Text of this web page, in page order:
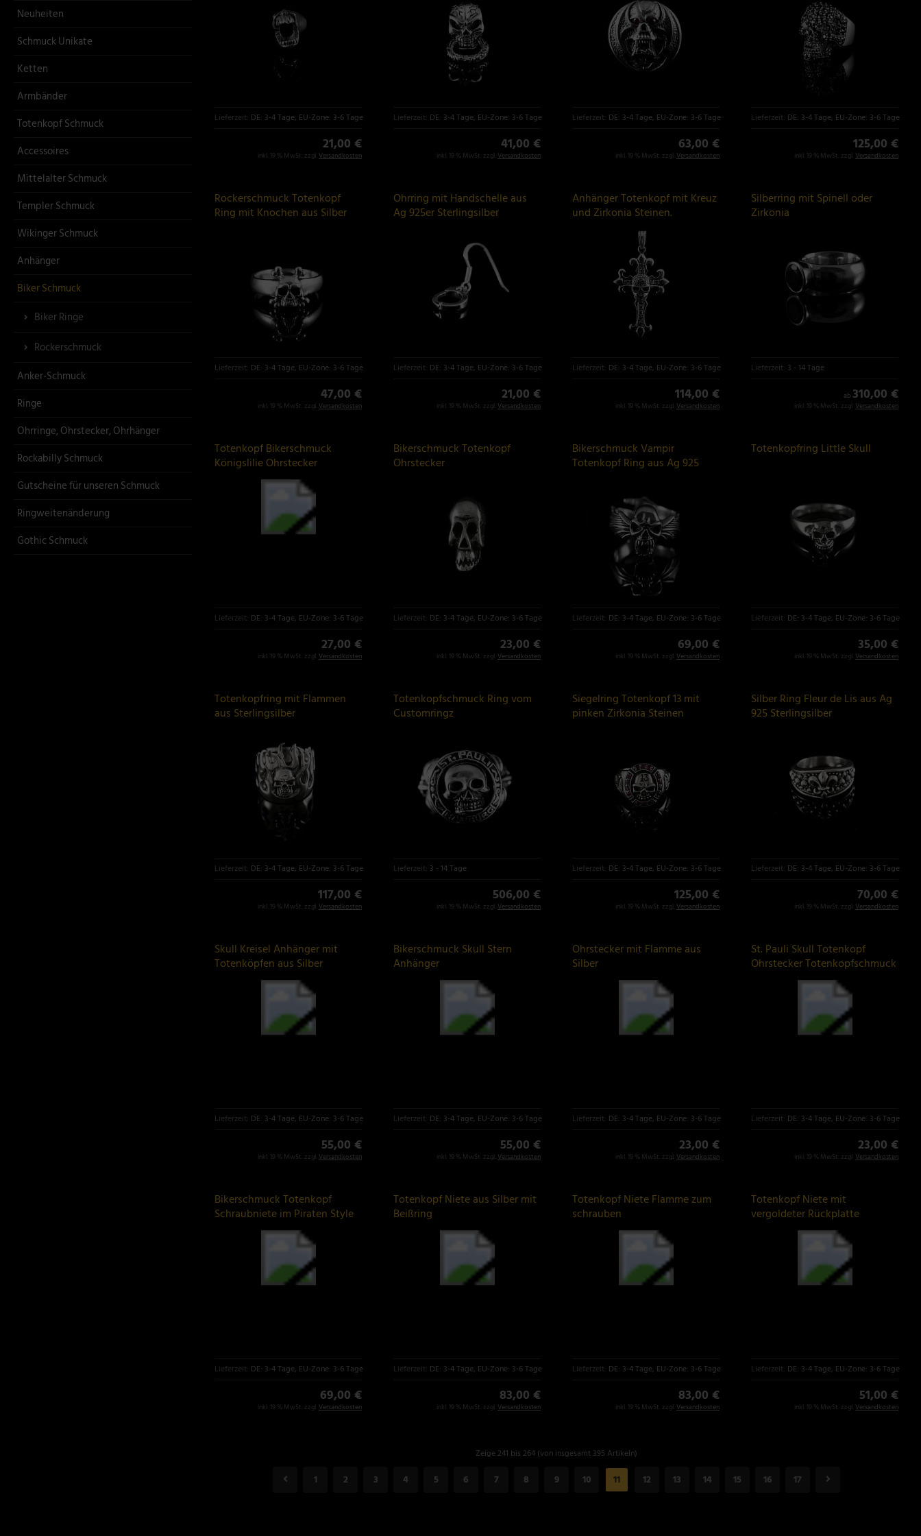
Neuheiten
Schmuck Unikate
Ketten
Armbänder
Totenkopf Schmuck
Accessoires
Mittelalter Schmuck
Templer Schmuck
Wikinger Schmuck
Anhänger
Biker Schmuck
Biker Ringe
Rockerschmuck
Anker-Schmuck
Ringe
Ohrringe, Ohrstecker, Ohrhänger
Rockabilly Schmuck
Gutscheine für unseren Schmuck
Ringweitenänderung
Gothic Schmuck
Lieferzeit: DE: 3-4 Tage, EU-Zone: 3-6 Tage
21,00 €
inkl. 19 % MwSt. zzgl. Versandkosten
Lieferzeit: DE: 3-4 Tage, EU-Zone: 3-6 Tage
41,00 €
inkl. 19 % MwSt. zzgl. Versandkosten
Lieferzeit: DE: 3-4 Tage, EU-Zone: 3-6 Tage
63,00 €
inkl. 19 % MwSt. zzgl. Versandkosten
Lieferzeit: DE: 3-4 Tage, EU-Zone: 3-6 Tage
125,00 €
inkl. 19 % MwSt. zzgl. Versandkosten
Rockerschmuck Totenkopf
Ring mit Knochen aus Silber
Lieferzeit: DE: 3-4 Tage, EU-Zone: 3-6 Tage
47,00 €
inkl. 19 % MwSt. zzgl. Versandkosten
Ohrring mit Handschelle aus
Ag 925er Sterlingsilber
Lieferzeit: DE: 3-4 Tage, EU-Zone: 3-6 Tage
21,00 €
inkl. 19 % MwSt. zzgl. Versandkosten
Anhänger Totenkopf mit Kreuz
und Zirkonia Steinen.
Lieferzeit: DE: 3-4 Tage, EU-Zone: 3-6 Tage
114,00 €
inkl. 19 % MwSt. zzgl. Versandkosten
Silberring mit Spinell oder
Zirkonia
Lieferzeit: 3 - 14 Tage
ab 310,00 €
inkl. 19 % MwSt. zzgl. Versandkosten
Totenkopf Bikerschmuck
Königslilie Ohrstecker
Lieferzeit: DE: 3-4 Tage, EU-Zone: 3-6 Tage
27,00 €
inkl. 19 % MwSt. zzgl. Versandkosten
Bikerschmuck Totenkopf
Ohrstecker
Lieferzeit: DE: 3-4 Tage, EU-Zone: 3-6 Tage
23,00 €
inkl. 19 % MwSt. zzgl. Versandkosten
Bikerschmuck Vampir
Totenkopf Ring aus Ag 925
Lieferzeit: DE: 3-4 Tage, EU-Zone: 3-6 Tage
69,00 €
inkl. 19 % MwSt. zzgl. Versandkosten
Totenkopfring Little Skull
Lieferzeit: DE: 3-4 Tage, EU-Zone: 3-6 Tage
35,00 €
inkl. 19 % MwSt. zzgl. Versandkosten
Totenkopfring mit Flammen
aus Sterlingsilber
Lieferzeit: DE: 3-4 Tage, EU-Zone: 3-6 Tage
117,00 €
inkl. 19 % MwSt. zzgl. Versandkosten
Totenkopfschmuck Ring vom
Customringz
Lieferzeit: 3 - 14 Tage
506,00 €
inkl. 19 % MwSt. zzgl. Versandkosten
Siegelring Totenkopf 13 mit
pinken Zirkonia Steinen
Lieferzeit: DE: 3-4 Tage, EU-Zone: 3-6 Tage
125,00 €
inkl. 19 % MwSt. zzgl. Versandkosten
Silber Ring Fleur de Lis aus Ag
925 Sterlingsilber
Lieferzeit: DE: 3-4 Tage, EU-Zone: 3-6 Tage
70,00 €
inkl. 19 % MwSt. zzgl. Versandkosten
Skull Kreisel Anhänger mit
Totenköpfen aus Silber
Lieferzeit: DE: 3-4 Tage, EU-Zone: 3-6 Tage
55,00 €
inkl. 19 % MwSt. zzgl. Versandkosten
Bikerschmuck Skull Stern
Anhänger
Lieferzeit: DE: 3-4 Tage, EU-Zone: 3-6 Tage
55,00 €
inkl. 19 % MwSt. zzgl. Versandkosten
Ohrstecker mit Flamme aus
Silber
Lieferzeit: DE: 3-4 Tage, EU-Zone: 3-6 Tage
23,00 €
inkl. 19 % MwSt. zzgl. Versandkosten
St. Pauli Skull Totenkopf
Ohrstecker Totenkopfschmuck
925er Silber
Lieferzeit: DE: 3-4 Tage, EU-Zone: 3-6 Tage
23,00 €
inkl. 19 % MwSt. zzgl. Versandkosten
Bikerschmuck Totenkopf
Schraubniete im Piraten Style
Lieferzeit: DE: 3-4 Tage, EU-Zone: 3-6 Tage
69,00 €
inkl. 19 % MwSt. zzgl. Versandkosten
Totenkopf Niete aus Silber mit
Beißring
Lieferzeit: DE: 3-4 Tage, EU-Zone: 3-6 Tage
83,00 €
inkl. 19 % MwSt. zzgl. Versandkosten
Totenkopf Niete Flamme zum
schrauben
Lieferzeit: DE: 3-4 Tage, EU-Zone: 3-6 Tage
83,00 €
inkl. 19 % MwSt. zzgl. Versandkosten
Totenkopf Niete mit
vergoldeter Rückplatte
Lieferzeit: DE: 3-4 Tage, EU-Zone: 3-6 Tage
51,00 €
inkl. 19 % MwSt. zzgl. Versandkosten
Zeige 241 bis 264 (von insgesamt 395 Artikeln)
1 2 3 4 5 6 7 8 9 10 11 12 13 14 15 16 17